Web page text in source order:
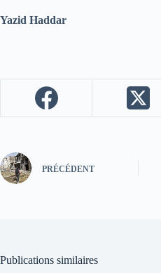
Yazid Haddar
PRÉCÉDENT
Publications similaires